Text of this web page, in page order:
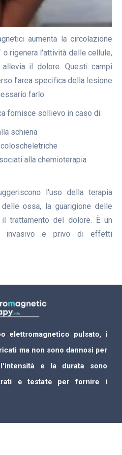
aumenta la circolazione
rigenera l'attività delle cellule,
il dolore. Questi campi
l’area specifica della lesione
farlo.
fornisce sollievo in caso di:
schiena
alla chemioterapia
l'uso della terapia
ossa, la guarigione delle
trattamento del dolore. È un
invasivo e privo di effetti
elettromagnetico pulsato, i
ma non sono dannosi per
e la durata sono
e testate per fornire i